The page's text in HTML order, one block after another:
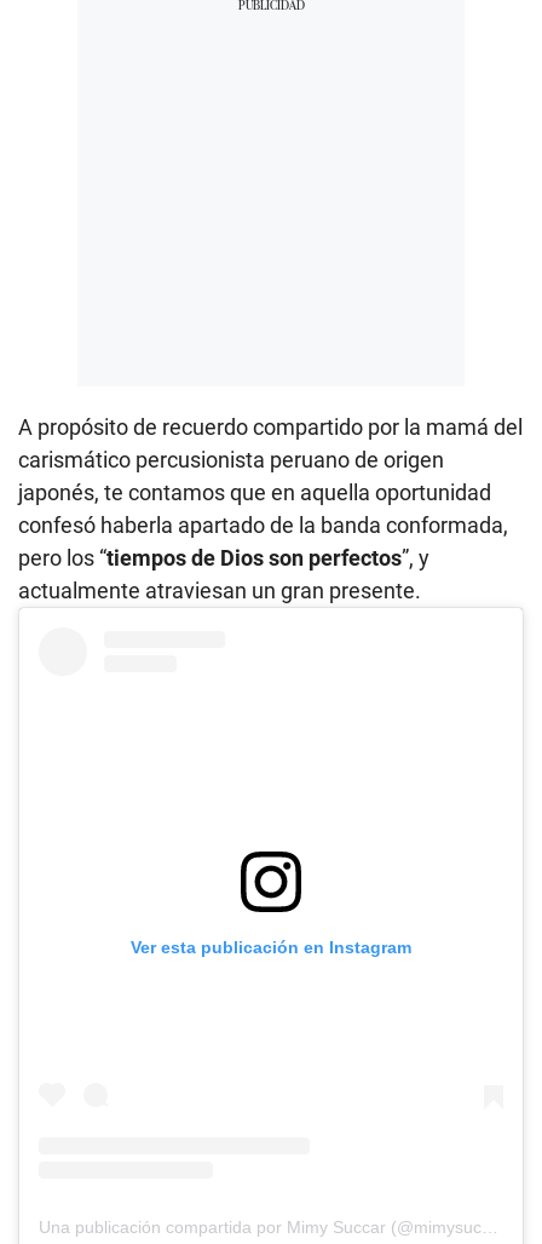
A propósito de recuerdo compartido por la mamá del
carismático percusionista peruano de origen
japonés, te contamos que en aquella oportunidad
confesó haberla apartado de la banda conformada,
pero los “tiempos de Dios son perfectos”, y
actualmente atraviesan un gran presente.
Ver esta publicación en Instagram